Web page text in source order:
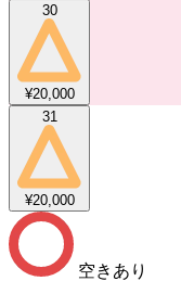
30
¥20,000
31
¥20,000
空きあり